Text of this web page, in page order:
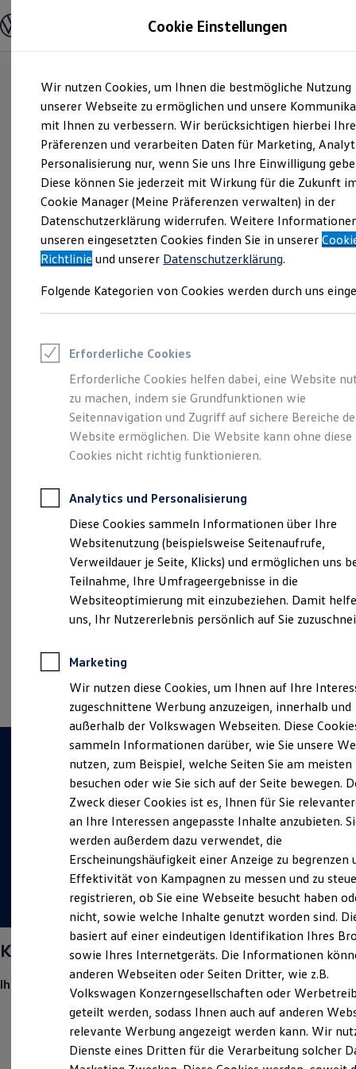
Hauptinhalt
springen
Footer
springen
Modelle und Konfigurator
Modelle vergleichen
Elektroautos
ENERGY Sondermodelle
Nutzfahrzeuge
SUV und CUV
Familienautos
Kombis
Kompaktwagen
Sportwagen
Schnell verfügbare Fahrzeuge
Angebote und Produkte
Aktuelle Angebote
E-Auto-Förderung
Volkswagen Marktplatz
Junge Gebrauchtwagen und Gebrauchtwagen
Saisonangebote
Leasing
Leasing-Angebote
Gebrauchtwagen Leasing
Junge Gebrauchtwagen-Leasing
Elektroauto Leasing
Kleinwagen-Leasing
Leasing ohne Anzahlung
Autokredit mit Schlussrate
Versicherungen und Garantien
Kfz-Versicherung
Restschuldversicherungen
Garantien
Wartungsverträge
Geschäftskunden
Professional Class bei Volkswagen
Großkunden
Behörden
Anpfiff zum Gewinn
Elektroautos
ID. Tutorials
Elektrofahrzeugkonzepte
Reichweite
Reichweite der ID. Modelle
Reichweite im Winter
Laden
Laden unterwegs
Laden Zuhause
Ladezeitensimulator
Batterie
Sicherheit
Garantie und Lebensdauer
Nachhaltigkeit
Technologie
Kosten und Kauf
Verbrauchskosten
Kaufoptionen
E-Auto-Förderung
Software und Konnektivität
Die ID. Software 6
ID. Software Versionen und Updates
Digitale Extras
Schnittstellen zu Ihrem ID.
Willkommen bei der
Thiel Gruppe
Kfz-Mechatroniker (m/w/d)
Ihre Aufgaben:
Sie bearbeiten Reparaturaufträge gleichbleibend
präzise, termingerecht und qualitätsbewusst
Sie sind den immer wieder neuen Herausforderungen
Cookie Einstellungen
Wir nutzen Cookies, um Ihnen die bestmögliche Nutzung
unserer Webseite zu ermöglichen und unsere
mit Ihnen zu verbessern. Wir berücksichtigen hierbei Ihre
Präferenzen und verarbeiten Daten für Marketing,
Personalisierung nur, wenn Sie uns Ihre Einwilligung
Diese können Sie jederzeit mit Wirkung für die Zukunft
Cookie Manager (Meine Präferenzen verwalten) in der
Datenschutzerklärung widerrufen. Weitere
unseren eingesetzten Cookies finden Sie in unserer
Richtlinie und unserer Datenschutzerklärung.
Folgende Kategorien von Cookies werden durch uns
Erforderliche Cookies
Erforderliche Cookies helfen dabei, eine Website
zu machen, indem sie Grundfunktionen wie
Seitennavigation und Zugriff auf sichere Bereiche
Website ermöglichen. Die Website kann ohne diese
Cookies nicht richtig funktionieren.
Analytics und Personalisierung
Diese Cookies sammeln Informationen über Ihre
Websitenutzung (beispielsweise Seitenaufrufe,
Verweildauer je Seite, Klicks) und ermöglichen uns
Teilnahme, Ihre Umfrageergebnisse in die
Websiteoptimierung mit einzubeziehen. Damit
uns, Ihr Nutzererlebnis persönlich auf Sie
Marketing
Wir nutzen diese Cookies, um Ihnen auf Ihre
zugeschnittene Werbung anzuzeigen, innerhalb und
außerhalb der Volkswagen Webseiten. Diese
sammeln Informationen darüber, wie Sie unsere
nutzen, zum Beispiel, welche Seiten Sie am meisten
besuchen oder wie Sie sich auf der Seite bewegen.
Zweck dieser Cookies ist es, Ihnen für Sie
an Ihre Interessen angepasste Inhalte anzubieten.
werden außerdem dazu verwendet, die
Erscheinungshäufigkeit einer Anzeige zu begrenzen
Effektivität von Kampagnen zu messen und zu
registrieren, ob Sie eine Webseite besucht haben
nicht, sowie welche Inhalte genutzt worden sind.
basiert auf einer eindeutigen Identifikation Ihres
sowie Ihres Internetgeräts. Die Informationen
anderen Webseiten oder Seiten Dritter, wie z.B.
Volkswagen Konzerngesellschaften oder
geteilt werden, sodass Ihnen auch auf anderen
relevante Werbung angezeigt werden kann. Wir
Dienste eines Dritten für die Verarbeitung solcher